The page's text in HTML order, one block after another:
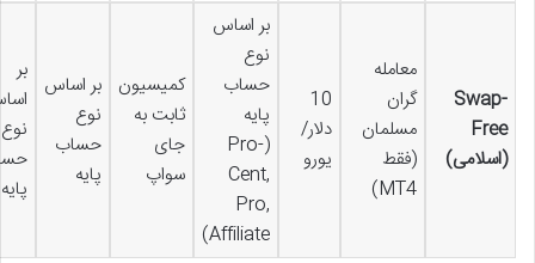
Swap-
Free
(اسلامی)
معامله
گران
مسلمان
(فقط
MT4)
10
دلار/
یورو
بر اساس
نوع
حساب
پایه
(Pro-
Cent,
Pro,
Affiliate)
کمیسیون
ثابت به
جای
سواپ
بر اساس
نوع
حساب
پایه
بر
نوع
پایه